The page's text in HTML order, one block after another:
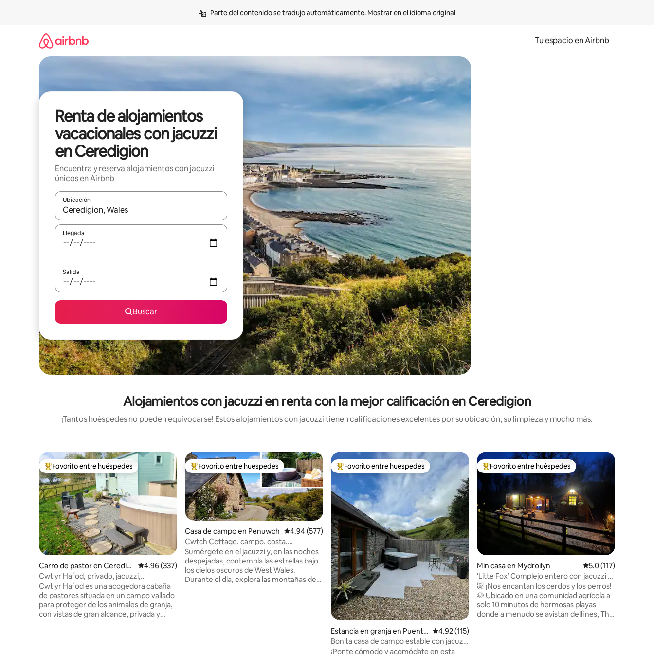
Parte del contenido se tradujo automáticamente. Mostrar en el idioma original
Tu espacio en Airbnb
Renta de alojamientos
vacacionales con jacuzzi
en Ceredigion
Encuentra y reserva alojamientos con jacuzzi
únicos en Airbnb
Ubicación
Cuando los resultados estén disponibles, podrás navegar usando las teclas de las flechas hacia arriba y hacia abajo, o bien tocando y deslizando la pantalla.
Llegada
Salida
Buscar
Alojamientos con jacuzzi en renta con la mejor calificación en Ceredigion
¡Tantos huéspedes no pueden equivocarse! Estos alojamientos con jacuzzi tienen calificaciones excelentes por su ubicación, su limpieza y mucho más.
De los mejores en Favorito entre huéspedes
Favorito entre huéspedes
Carro de pastor en Ceredigi
on
Calificación promedio: 4.96 de 5; 337 evaluaciones
4.96 (337)
Cwt yr Hafod, privado, jacuzzi,
excelentes vistas.
Cwt yr Hafod es una acogedora cabaña
de pastores situada en un campo vallado
para proteger de los animales de granja,
con vistas de gran alcance, privada y
De los mejores en Favorito entre huéspedes
Favorito entre huéspedes
Casa de campo en Penuwch Calificación promedio: 4.94 de 5; 577 evaluaciones
4.94 (577)
Cwtch Cottage, campo, costa,
montañas, jacuzzi.
Sumérgete en el jacuzzi y, en las noches
despejadas, contempla las estrellas bajo
los cielos oscuros de West Wales.
Durante el día, explora las montañas de
De los mejores en Favorito entre huéspedes
Favorito entre huéspedes
Estancia en granja en Puente
del Diablo
Calificación promedio: 4.92 de 5; 115 evaluaciones
4.92 (115)
Bonita casa de campo estable con jacuzzi
en una granja de tierras altas
¡Ponte cómodo y acomódate en esta
De los mejores en Favorito entre huéspedes
Favorito entre huéspedes
Minicasa en Mydroilyn Calificación
5.0 (117)
‘Litte Fox’ Complejo entero con jacuzzi y
terreno privado
🐷 ¡Nos encantan los cerdos y los perros!
🐶 Ubicado en una comunidad agrícola a
solo 10 minutos de hermosas playas
donde a menudo se avistan delfines, The